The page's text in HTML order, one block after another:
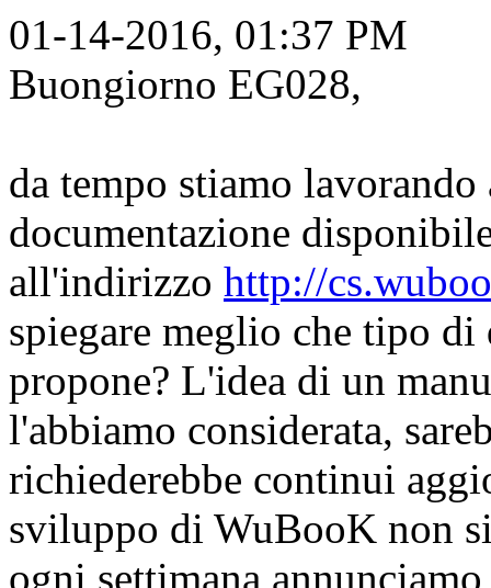
01-14-2016, 01:37 PM
Buongiorno EG028,
da tempo stiamo
documentazione
all'indirizzo http://
spiegare meglio che tipo
propone? L'idea di un
l'abbiamo considerata,
richiederebbe continui
sviluppo di WuBooK non
ogni settimana